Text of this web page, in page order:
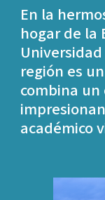
En la
hogar de la
región es
combina
académico